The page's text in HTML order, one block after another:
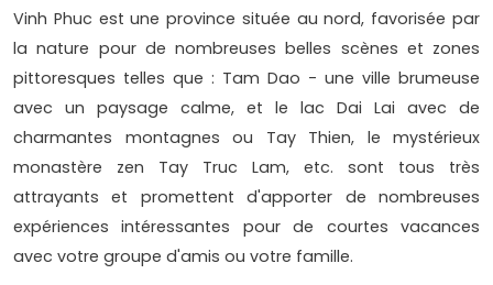
Vinh Phuc est une province située au nord, favorisée par
la nature pour de nombreuses belles scènes et zones
pittoresques telles que : Tam Dao - une ville brumeuse
avec un paysage calme, et le lac Dai Lai avec de
charmantes montagnes ou Tay Thien, le mystérieux
monastère zen Tay Truc Lam, etc. sont tous très
attrayants et promettent d'apporter de nombreuses
expériences intéressantes pour de courtes vacances
avec votre groupe d'amis ou votre famille.